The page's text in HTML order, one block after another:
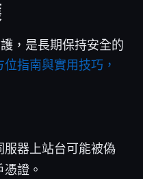
，是長期保持安全的
指南與實用技巧，
器上站台可能被偽
證。